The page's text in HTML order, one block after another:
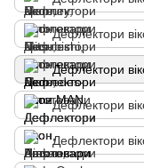
Дефлектори
Дефлектори
Дефлектори
Дефлектори